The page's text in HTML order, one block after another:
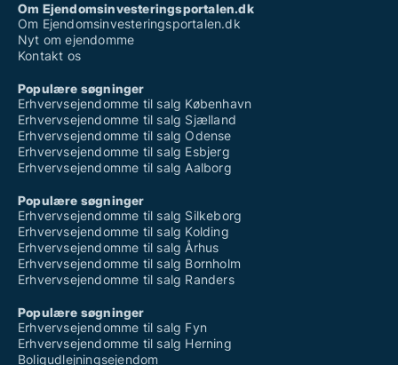
Om Ejendomsinvesteringsportalen.dk
Om Ejendomsinvesteringsportalen.dk
Nyt om ejendomme
Kontakt os
Populære søgninger
Erhvervsejendomme til salg København
Erhvervsejendomme til salg Sjælland
Erhvervsejendomme til salg Odense
Erhvervsejendomme til salg Esbjerg
Erhvervsejendomme til salg Aalborg
Populære søgninger
Erhvervsejendomme til salg Silkeborg
Erhvervsejendomme til salg Kolding
Erhvervsejendomme til salg Århus
Erhvervsejendomme til salg Bornholm
Erhvervsejendomme til salg Randers
Populære søgninger
Erhvervsejendomme til salg Fyn
Erhvervsejendomme til salg Herning
Boligudlejningsejendom